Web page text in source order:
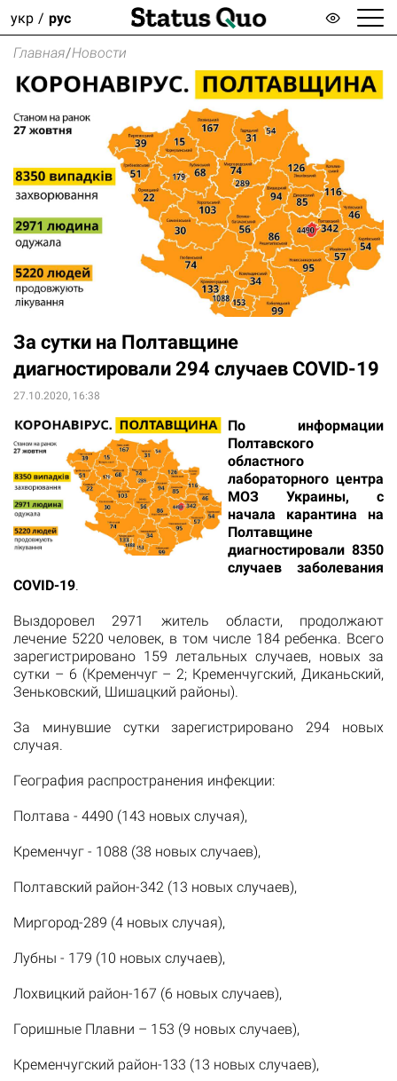
укр рус
Главная/Новости
За сутки на Полтавщине
диагностировали 294 случаев COVID-19
27.10.2020, 16:38
По информации
Полтавского
областного
лабораторного центра
МОЗ Украины, с
начала карантина на
Полтавщине
диагностировали 8350
случаев заболевания
COVID-19.
Выздоровел 2971 житель области, продолжают
лечение 5220 человек, в том числе 184 ребенка. Всего
зарегистрировано 159 летальных случаев, новых за
сутки – 6 (Кременчуг – 2; Кременчугский, Диканьский,
Зеньковский, Шишацкий районы).
За минувшие сутки зарегистрировано 294 новых
случая.
География распространения инфекции:
Полтава - 4490 (143 новых случая),
Кременчуг - 1088 (38 новых случаев),
Полтавский район-342 (13 новых случаев),
Миргород-289 (4 новых случая),
Лубны - 179 (10 новых случаев),
Лохвицкий район-167 (6 новых случаев),
Горишные Плавни – 153 (9 новых случаев),
Кременчугский район-133 (13 новых случаев),